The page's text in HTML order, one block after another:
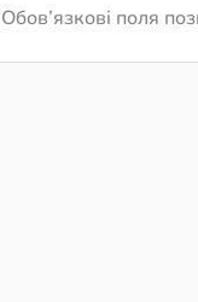
Обов’язкові поля